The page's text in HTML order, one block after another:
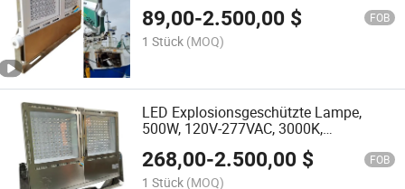
89,00-2.500,00 $ FOB
1 Stück (MOQ)
LED Explosionsgeschützte Lampe,
500W, 120V-277VAC, 3000K,
Mittelstrahl, Marine Arbeitslicht
Beleuchtung
268,00-2.500,00 $ FOB
1 Stück (MOQ)